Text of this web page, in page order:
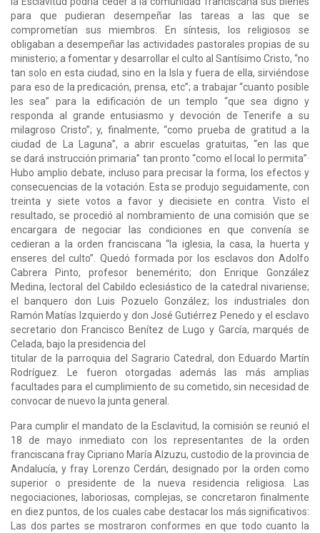
para que pudieran desempeñar las tareas a las que se
comprometían sus miembros. En síntesis, los religiosos se
obligaban a desempeñar las actividades pastorales propias de su
ministerio; a fomentar y desarrollar el culto al Santísimo Cristo, “no
tan solo en esta ciudad, sino en la Isla y fuera de ella, sirviéndose
para eso de la predicación, prensa, etc”; a trabajar “cuanto posible
les sea” para la edificación de un templo “que sea digno y
responda al grande entusiasmo y devoción de Tenerife a su
milagroso Cristo”; y, finalmente, “como prueba de gratitud a la
ciudad de La Laguna”, a abrir escuelas gratuitas, “en las que
se dará instrucción primaria” tan pronto “como el local lo permita”·
Hubo amplio debate, incluso para precisar la forma, los efectos y
consecuencias de la votación. Esta se produjo seguidamente, con
treinta y siete votos a favor y diecisiete en contra. Visto el
resultado, se procedió al nombramiento de una comisión que se
encargara de negociar las condiciones en que convenía se
cedieran a la orden franciscana “la iglesia, la casa, la huerta y
enseres del culto”. Quedó formada por los esclavos don Adolfo
Cabrera Pinto, profesor benemérito; don Enrique González
Medina, lectoral del Cabildo eclesiástico de la catedral nivariense;
el banquero don Luis Pozuelo González; los industriales don
Ramón Matías Izquierdo y don José Gutiérrez Penedo y el esclavo
secretario don Francisco Benítez de Lugo y García, marqués de
Celada, bajo la presidencia del
titular de la parroquia del Sagrario Catedral, don Eduardo Martín
Rodríguez. Le fueron otorgadas además las más amplias
facultades para el cumplimiento de su cometido, sin necesidad de
convocar de nuevo la junta general.
Para cumplir el mandato de la Esclavitud, la comisión se reunió el
18 de mayo inmediato con los representantes de la orden
franciscana fray Cipriano María Alzuzu, custodio de la provincia de
Andalucía, y fray Lorenzo Cerdán, designado por la orden como
superior o presidente de la nueva residencia religiosa. Las
negociaciones, laboriosas, complejas, se concretaron finalmente
en diez puntos, de los cuales cabe destacar los más significativos:
Las dos partes se mostraron conformes en que todo cuanto la